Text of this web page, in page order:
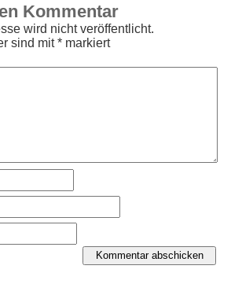
Kommentar
wird nicht veröffentlicht.
sind mit*markiert